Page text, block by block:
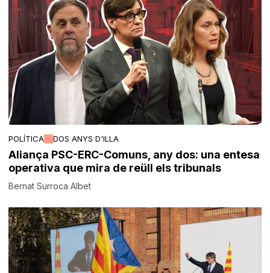
POLÍTICA DOS ANYS D'ILLA
Aliança PSC-ERC-Comuns, any dos: una entesa
operativa que mira de reüll els tribunals
Bernat Surroca Albet